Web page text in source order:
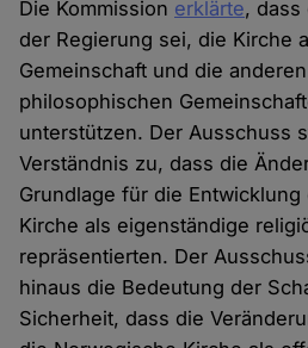
Die Kommission erklärte, dass
der Regierung sei, die Kirche
Gemeinschaft und die
philosophischen
unterstützen. Der Ausschuss
Verständnis zu, dass die
Grundlage für die
Kirche als eigenständige
repräsentierten. Der
hinaus die Bedeutung der
Sicherheit, dass die